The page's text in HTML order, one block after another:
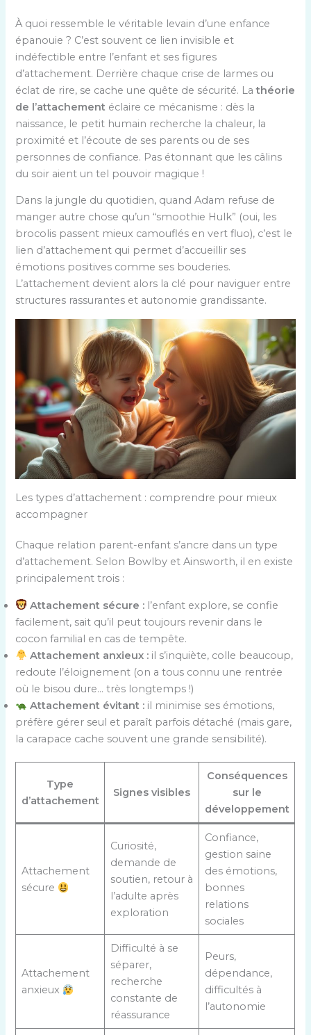
À quoi ressemble le véritable levain d’une enfance
épanouie ? C’est souvent ce lien invisible et
indéfectible entre l’enfant et ses figures
d’attachement. Derrière chaque crise de larmes ou
éclat de rire, se cache une quête de sécurité. Lathéorie
de l’attachement éclaire ce mécanisme : dès la
naissance, le petit humain recherche la chaleur, la
proximité et l’écoute de ses parents ou de ses
personnes de confiance. Pas étonnant que les câlins
du soir aient un tel pouvoir magique !
Dans la jungle du quotidien, quand Adam refuse de
manger autre chose qu’un “smoothie Hulk” (oui, les
brocolis passent mieux camouflés en vert fluo), c’est le
lien d’attachement qui permet d’accueillir ses
émotions positives comme ses bouderies.
L’attachement devient alors la clé pour naviguer entre
structures rassurantes et autonomie grandissante.
Les types d’attachement : comprendre pour mieux
accompagner
Chaque relation parent-enfant s’ancre dans un type
d’attachement. Selon Bowlby et Ainsworth, il en existe
principalement trois :
Attachement sécure : l’enfant explore, se confie
facilement, sait qu’il peut toujours revenir dans le
cocon familial en cas de tempête.
Attachement anxieux : il s’inquiète, colle beaucoup,
redoute l’éloignement (on a tous connu une rentrée
où le bisou dure… très longtemps !)
Attachement évitant : il minimise ses émotions,
préfère gérer seul et paraît parfois détaché (mais gare,
la carapace cache souvent une grande sensibilité).
Type
d’attachement
Signes visibles
Conséquences
sur le
développement
Attachement
sécure
Curiosité,
demande de
soutien, retour à
l’adulte après
exploration
Confiance,
gestion saine
des émotions,
bonnes
relations
sociales
Attachement
anxieux
Difficulté à se
séparer,
recherche
constante de
réassurance
Peurs,
dépendance,
difficultés à
l’autonomie